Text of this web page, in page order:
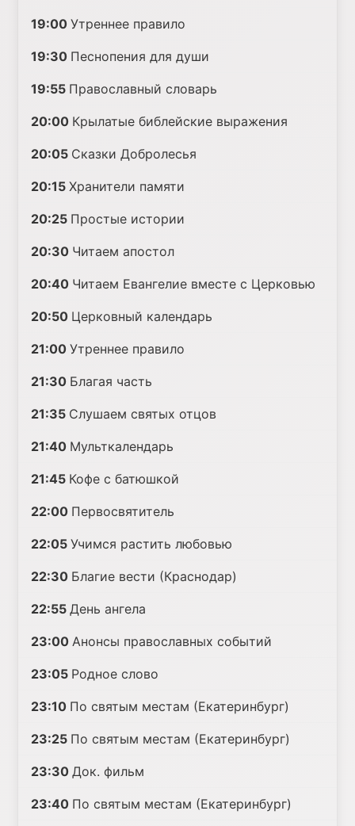
19:00 Утреннее правило
19:30 Песнопения для души
19:55 Православный словарь
20:00 Крылатые библейские выражения
20:05 Сказки Добролесья
20:15 Хранители памяти
20:25 Простые истории
20:30 Читаем апостол
20:40 Читаем Евангелие вместе с Церковью
20:50 Церковный календарь
21:00 Утреннее правило
21:30 Благая часть
21:35 Слушаем святых отцов
21:40 Мульткалендарь
21:45 Кофе с батюшкой
22:00 Первосвятитель
22:05 Учимся растить любовью
22:30 Благие вести (Краснодар)
22:55 День ангела
23:00 Анонсы православных событий
23:05 Родное слово
23:10 По святым местам (Екатеринбург)
23:25 По святым местам (Екатеринбург)
23:30 Док. фильм
23:40 По святым местам (Екатеринбург)